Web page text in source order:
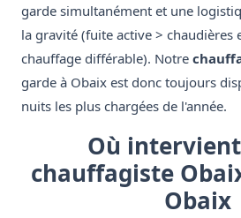
garde simultanément et une
la gravité (fuite active > chaudières
chauffage différable). Notre
garde à Obaix est donc toujours
nuits les plus chargées de l'année.
Où
chauffagiste
Obaix